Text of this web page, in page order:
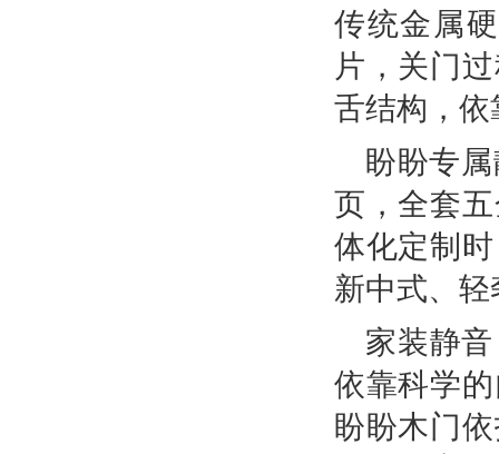
传统金属
片，关门
舌结构，
盼盼专
页，全套
体化定制
新中式、
家装静
依靠科学
盼盼木门